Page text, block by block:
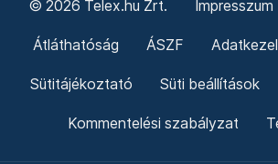
© 2026 Telex.hu Zrt. Impresszum
Átláthatóság ÁSZF
Sütitájékoztató Süti beállítások
Kommentelési szabályzat